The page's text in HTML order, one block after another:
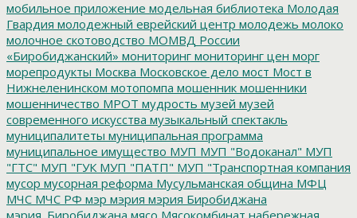
мобильное приложение модельная библиотека Молодая
Гвардия молодежный еврейский центр молодежь молоко
молочное скотоводство МОМВД России
«Биробиджанский» мониторинг мониторинг цен морг
морепродукты Москва Московское дело мост Мост в
Нижнеленинском мотопомпа мошенник мошенники
мошенничество МРОТ мудрость музей музей
современного искусства музыкальный спектакль
муниципалитеты муниципальная программа
муниципальное имущество МУП МУП "Водоканал" МУП
"ГТС" МУП "ГУК МУП "ПАТП" МУП "Транспортная компания
мусор мусорная реформа Мусульманская община МФЦ
МЧС МЧС РФ мэр мэрия мэрия Биробиджана
мэрия_Биробиджана мясо Мясокомбинат набережная